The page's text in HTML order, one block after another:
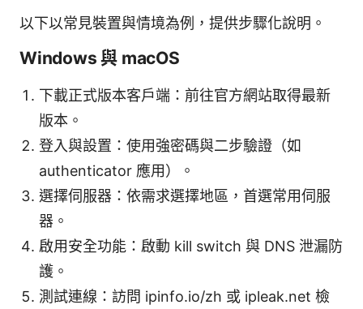
以下以常見裝置與情境為例，提供步驟化說明。
Windows 與 macOS
下載正式版本客戶端：前往官方網站取得最新
版本。
登入與設置：使用強密碼與二步驗證（如
authenticator 應用）。
選擇伺服器：依需求選擇地區，首選常用伺服
器。
啟用安全功能：啟動 kill switch 與 DNS 泄漏防
護。
測試連線：訪問 ipinfo.io/zh 或 ipleak.net 檢